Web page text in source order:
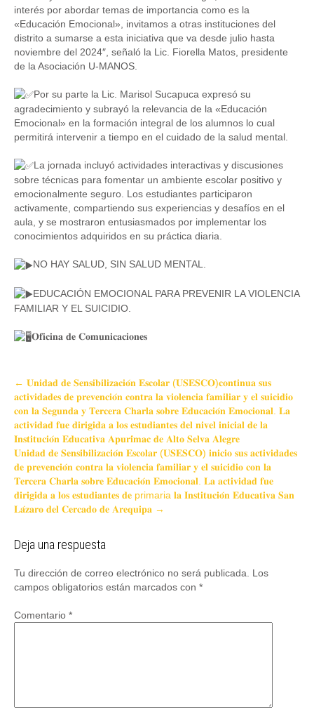
interés por abordar temas de importancia como es la
«Educación Emocional», invitamos a otras instituciones del
distrito a sumarse a esta iniciativa que va desde julio hasta
noviembre del 2024″, señaló la Lic. Fiorella Matos, presidente
de la Asociación U-MANOS.
Por su parte la Lic. Marisol Sucapuca expresó su
agradecimiento y subrayó la relevancia de la «Educación
Emocional» en la formación integral de los alumnos lo cual
permitirá intervenir a tiempo en el cuidado de la salud mental.
La jornada incluyó actividades interactivas y discusiones
sobre técnicas para fomentar un ambiente escolar positivo y
emocionalmente seguro. Los estudiantes participaron
activamente, compartiendo sus experiencias y desafíos en el
aula, y se mostraron entusiasmados por implementar los
conocimientos adquiridos en su práctica diaria.
NO HAY SALUD, SIN SALUD MENTAL.
EDUCACIÓN EMOCIONAL PARA PREVENIR LA VIOLENCIA
FAMILIAR Y EL SUICIDIO.
𝐎𝐟𝐢𝐜𝐢𝐧𝐚 𝐝𝐞 𝐂𝐨𝐦𝐮𝐧𝐢𝐜𝐚𝐜𝐢𝐨𝐧𝐞𝐬
Post
navigation
← 𝐔𝐧𝐢𝐝𝐚𝐝 𝐝𝐞 𝐒𝐞𝐧𝐬𝐢𝐛𝐢𝐥𝐢𝐳𝐚𝐜𝐢𝐨́𝐧 𝐄𝐬𝐜𝐨𝐥𝐚𝐫 (𝐔𝐒𝐄𝐒𝐂𝐎)𝐜𝐨𝐧𝐭𝐢𝐧𝐮𝐚 𝐬𝐮𝐬
𝐚𝐜𝐭𝐢𝐯𝐢𝐝𝐚𝐝𝐞𝐬 𝐝𝐞 𝐩𝐫𝐞𝐯𝐞𝐧𝐜𝐢𝐨́𝐧 𝐜𝐨𝐧𝐭𝐫𝐚 𝐥𝐚 𝐯𝐢𝐨𝐥𝐞𝐧𝐜𝐢𝐚 𝐟𝐚𝐦𝐢𝐥𝐢𝐚𝐫 𝐲 𝐞𝐥 𝐬𝐮𝐢𝐜𝐢𝐝𝐢𝐨
𝐜𝐨𝐧 𝐥𝐚 𝐒𝐞𝐠𝐮𝐧𝐝𝐚 𝐲 𝐓𝐞𝐫𝐜𝐞𝐫𝐚 𝐂𝐡𝐚𝐫𝐥𝐚 𝐬𝐨𝐛𝐫𝐞 𝐄𝐝𝐮𝐜𝐚𝐜𝐢𝐨́𝐧 𝐄𝐦𝐨𝐜𝐢𝐨𝐧𝐚𝐥. 𝐋𝐚
𝐚𝐜𝐭𝐢𝐯𝐢𝐝𝐚𝐝 𝐟𝐮𝐞 𝐝𝐢𝐫𝐢𝐠𝐢𝐝𝐚 𝐚 𝐥𝐨𝐬 𝐞𝐬𝐭𝐮𝐝𝐢𝐚𝐧𝐭𝐞𝐬 𝐝𝐞𝐥 𝐧𝐢𝐯𝐞𝐥 𝐢𝐧𝐢𝐜𝐢𝐚𝐥 𝐝𝐞 𝐥𝐚
𝐈𝐧𝐬𝐭𝐢𝐭𝐮𝐜𝐢𝐨́𝐧 𝐄𝐝𝐮𝐜𝐚𝐭𝐢𝐯𝐚 𝐀𝐩𝐮𝐫𝐢́𝐦𝐚𝐜 𝐝𝐞 𝐀𝐥𝐭𝐨 𝐒𝐞𝐥𝐯𝐚 𝐀𝐥𝐞𝐠𝐫𝐞
𝐔𝐧𝐢𝐝𝐚𝐝 𝐝𝐞 𝐒𝐞𝐧𝐬𝐢𝐛𝐢𝐥𝐢𝐳𝐚𝐜𝐢𝐨́𝐧 𝐄𝐬𝐜𝐨𝐥𝐚𝐫 (𝐔𝐒𝐄𝐒𝐂𝐎) 𝐢𝐧𝐢𝐜𝐢𝐨 𝐬𝐮𝐬 𝐚𝐜𝐭𝐢𝐯𝐢𝐝𝐚𝐝𝐞𝐬
𝐝𝐞 𝐩𝐫𝐞𝐯𝐞𝐧𝐜𝐢𝐨́𝐧 𝐜𝐨𝐧𝐭𝐫𝐚 𝐥𝐚 𝐯𝐢𝐨𝐥𝐞𝐧𝐜𝐢𝐚 𝐟𝐚𝐦𝐢𝐥𝐢𝐚𝐫 𝐲 𝐞𝐥 𝐬𝐮𝐢𝐜𝐢𝐝𝐢𝐨 𝐜𝐨𝐧 𝐥𝐚
𝐓𝐞𝐫𝐜𝐞𝐫𝐚 𝐂𝐡𝐚𝐫𝐥𝐚 𝐬𝐨𝐛𝐫𝐞 𝐄𝐝𝐮𝐜𝐚𝐜𝐢𝐨́𝐧 𝐄𝐦𝐨𝐜𝐢𝐨𝐧𝐚𝐥. 𝐋𝐚 𝐚𝐜𝐭𝐢𝐯𝐢𝐝𝐚𝐝 𝐟𝐮𝐞
𝐝𝐢𝐫𝐢𝐠𝐢𝐝𝐚 𝐚 𝐥𝐨𝐬 𝐞𝐬𝐭𝐮𝐝𝐢𝐚𝐧𝐭𝐞𝐬 𝐝𝐞 primaria 𝐥𝐚 𝐈𝐧𝐬𝐭𝐢𝐭𝐮𝐜𝐢𝐨́𝐧 𝐄𝐝𝐮𝐜𝐚𝐭𝐢𝐯𝐚 𝐒𝐚𝐧
𝐋𝐚́𝐳𝐚𝐫𝐨 𝐝𝐞𝐥 𝐂𝐞𝐫𝐜𝐚𝐝𝐨 𝐝𝐞 𝐀𝐫𝐞𝐪𝐮𝐢𝐩𝐚 →
Deja una respuesta
Tu dirección de correo electrónico no será publicada. Los
campos obligatorios están marcados con *
Comentario *